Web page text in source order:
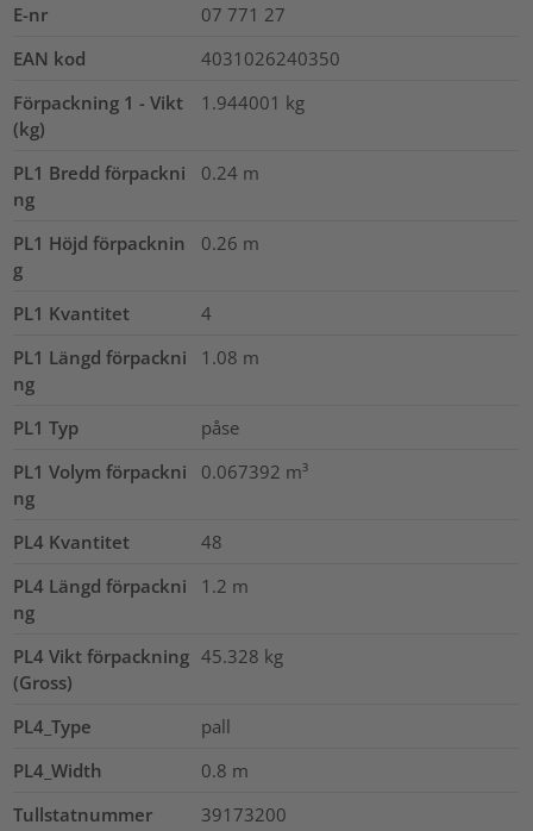
E-nr
07 771 27
EAN kod
4031026240350
Förpackning 1 - Vikt
(kg)
1.944001 kg
PL1 Bredd förpackni
ng
0.24 m
PL1 Höjd förpacknin
g
0.26 m
PL1 Kvantitet
4
PL1 Längd förpackni
ng
1.08 m
PL1 Typ
påse
PL1 Volym förpackni
ng
0.067392 m³
PL4 Kvantitet
48
PL4 Längd förpackni
ng
1.2 m
PL4 Vikt förpackning
(Gross)
45.328 kg
PL4_Type
pall
PL4_Width
0.8 m
Tullstatnummer
39173200